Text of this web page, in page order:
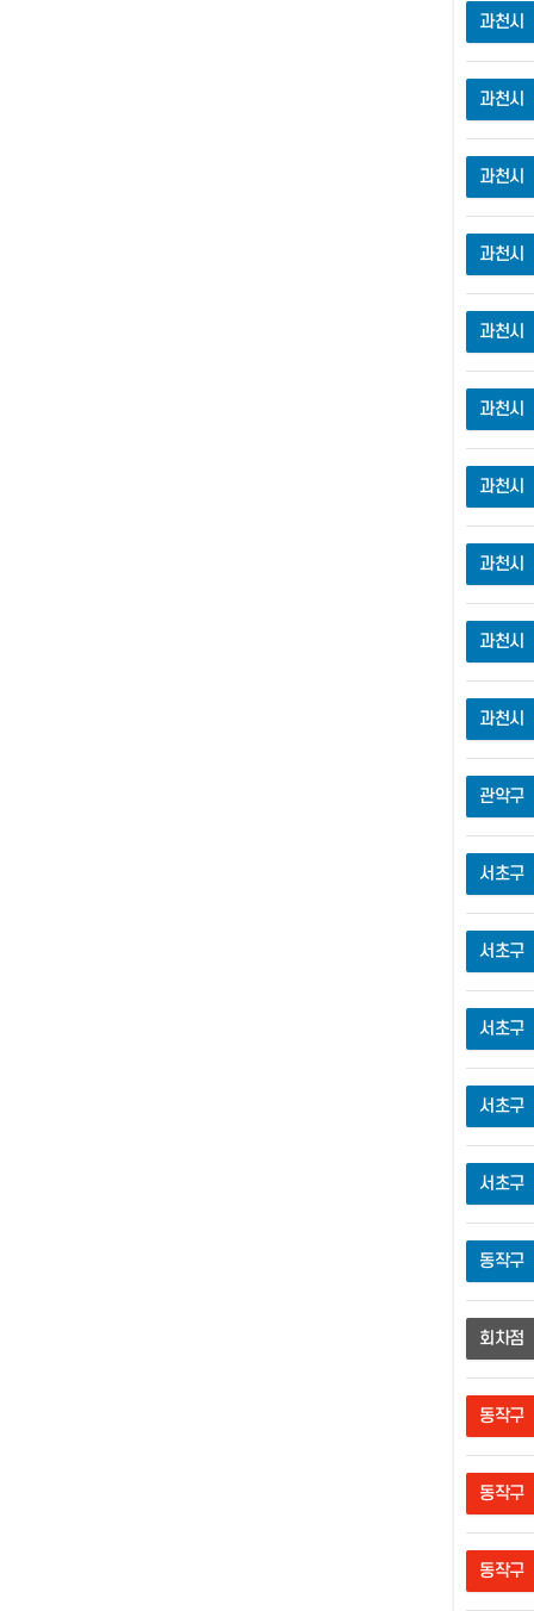
과천시
과천시
과천시
과천시
과천시
과천시
과천시
과천시
과천시
과천시
관악구
서초구
서초구
서초구
서초구
서초구
동작구
회차점
동작구
동작구
동작구